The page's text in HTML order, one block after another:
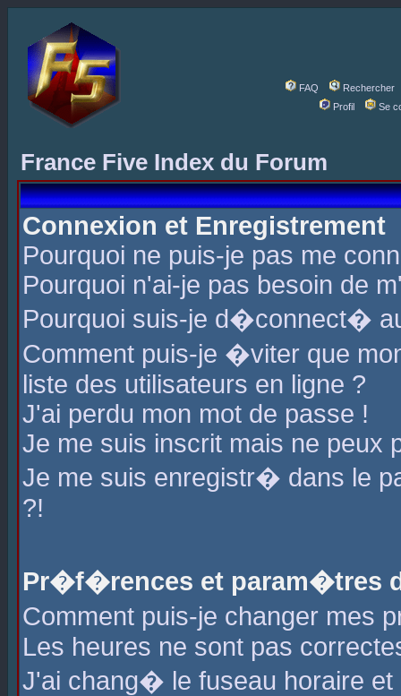
FAQ
Rechercher
Profil
Se
France Five Index du Forum
Connexion et Enregistrement
Pourquoi ne puis-je pas me
Pourquoi n'ai-je pas besoin de
Pourquoi suis-je d�connect�
Comment puis-je �viter que
liste des utilisateurs en ligne ?
J'ai perdu mon mot de passe !
Je me suis inscrit mais ne peux
Je me suis enregistr� dans le
?!
Pr�f�rences et param�tres
Comment puis-je changer mes
Les heures ne sont pas
J'ai chang� le fuseau horaire